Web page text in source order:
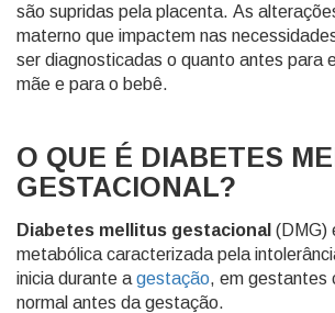
são supridas pela placenta. As
materno que impactem nas
ser diagnosticadas o quanto antes para
mãe e para o bebê.
O QUE É DIABETES
GESTACIONAL?
Diabetes mellitus gestacional (DMG)
metabólica caracterizada pela
inicia durante a gestação, em gestantes
normal antes da gestação.